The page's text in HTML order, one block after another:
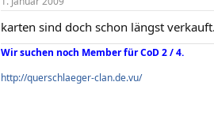
karten sind doch schon längst
Wir suchen noch Member für CoD 2 / 4.
http://querschlaeger-clan.de.vu/